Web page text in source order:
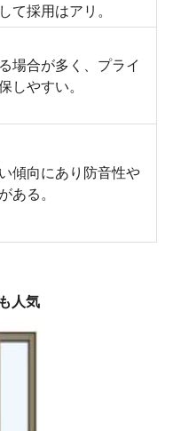
て採用はアリ。
場合が多く、プライ
しやすい。
傾向にあり防音性や
ある。
人気